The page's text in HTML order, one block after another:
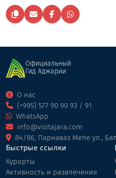
Официальный
Гид Аджарии
О нас
(+995) 577 90 90 93 / 91
WhatsApp
info@visitajara.com
84/86, Парнаваз Мепе ул.,
Быстрые ссылки
Курорты
Активность и развлечения